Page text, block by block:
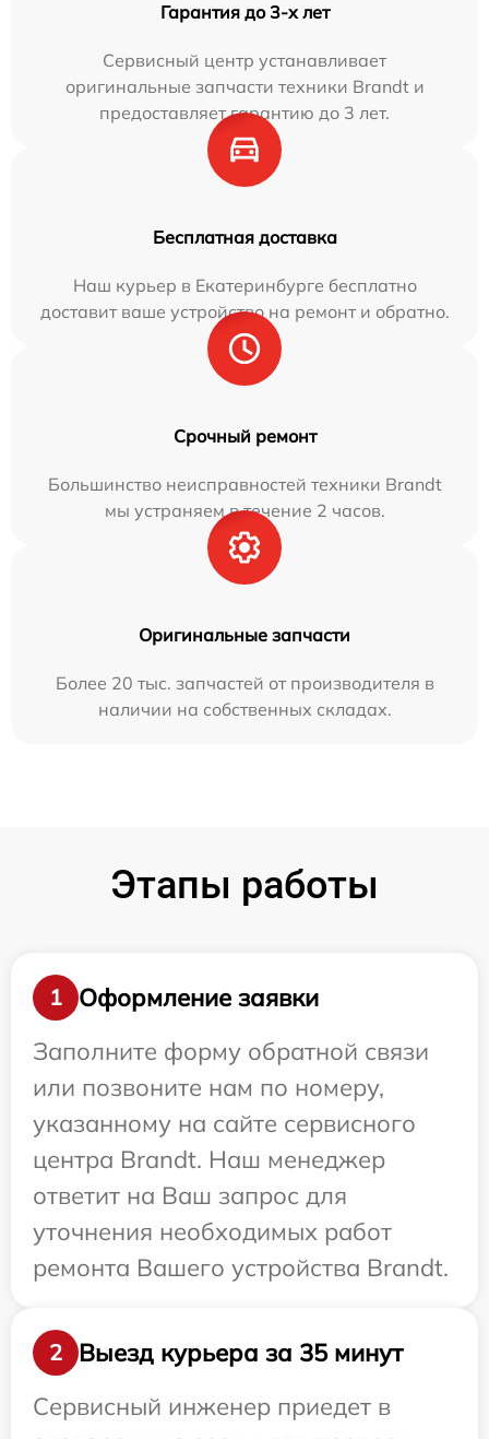
Гарантия до 3-х лет
Сервисный центр устанавливает
оригинальные запчасти техники Brandt и
предоставляет гарантию до 3 лет.
Бесплатная доставка
Наш курьер в Екатеринбурге бесплатно
доставит ваше устройство на ремонт и обратно.
Срочный ремонт
Большинство неисправностей техники Brandt
мы устраняем в течение 2 часов.
Оригинальные запчасти
Более 20 тыс. запчастей от производителя в
наличии на собственных складах.
Этапы работы
1
Оформление заявки
Заполните форму обратной связи
или позвоните нам по номеру,
указанному на сайте сервисного
центра Brandt. Наш менеджер
ответит на Ваш запрос для
уточнения необходимых работ
ремонта Вашего устройства Brandt.
2
Выезд курьера за 35 минут
Сервисный инженер приедет в